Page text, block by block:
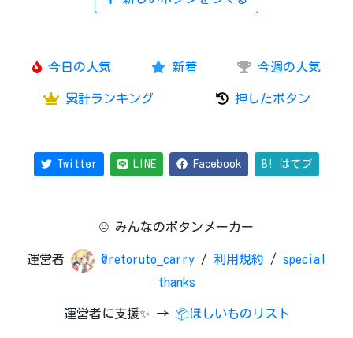
今日の人気 新着 今週の人気
累計ランキング 押したボタン
Twitter LINE Facebook B! はてブ
© みんなのボタンメーカー
運営者 @retoruto_carry / 利用規約 / special
thanks
運営者に支援✨ → 📦ほしいものリスト